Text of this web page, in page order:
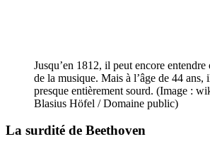
Jusqu’en 1812, il peut encore entendre
de la musique. Mais à l’âge de 44 ans,
presque entièrement sourd. (Image :
Blasius Höfel / Domaine public)
La surdité de Beethoven